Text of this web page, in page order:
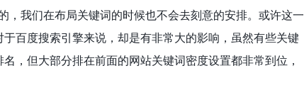
，我们在布局关键词的时候也不会去刻意的安排。或许这一
百度搜索引擎来说，却是有非常大的影响，虽然有些关键
，但大部分排在前面的网站关键词密度设置都非常到位，